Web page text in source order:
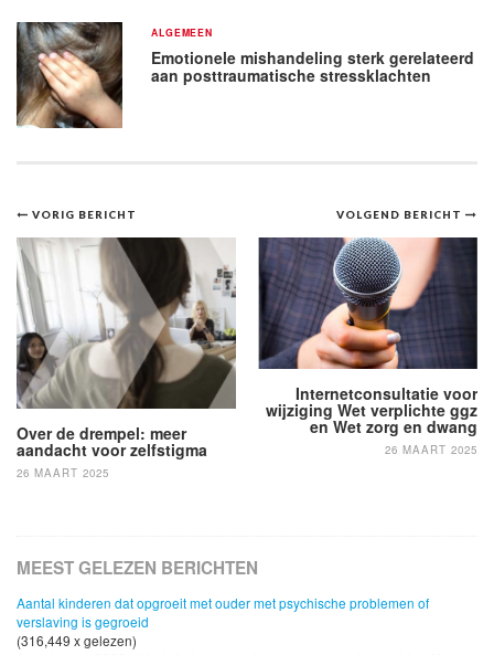
ALGEMEEN
Emotionele mishandeling sterk gerelateerd
aan posttraumatische stressklachten
Bericht
navigatie
VOLGEND BERICHT
Internetconsultatie voor
wijziging Wet verplichte ggz
en Wet zorg en dwang
26 MAART 2025
VORIG BERICHT
Over de drempel: meer
aandacht voor zelfstigma
26 MAART 2025
MEEST GELEZEN BERICHTEN
Aantal kinderen dat opgroeit met ouder met psychische problemen of
verslaving is gegroeid
(316,449 x gelezen)